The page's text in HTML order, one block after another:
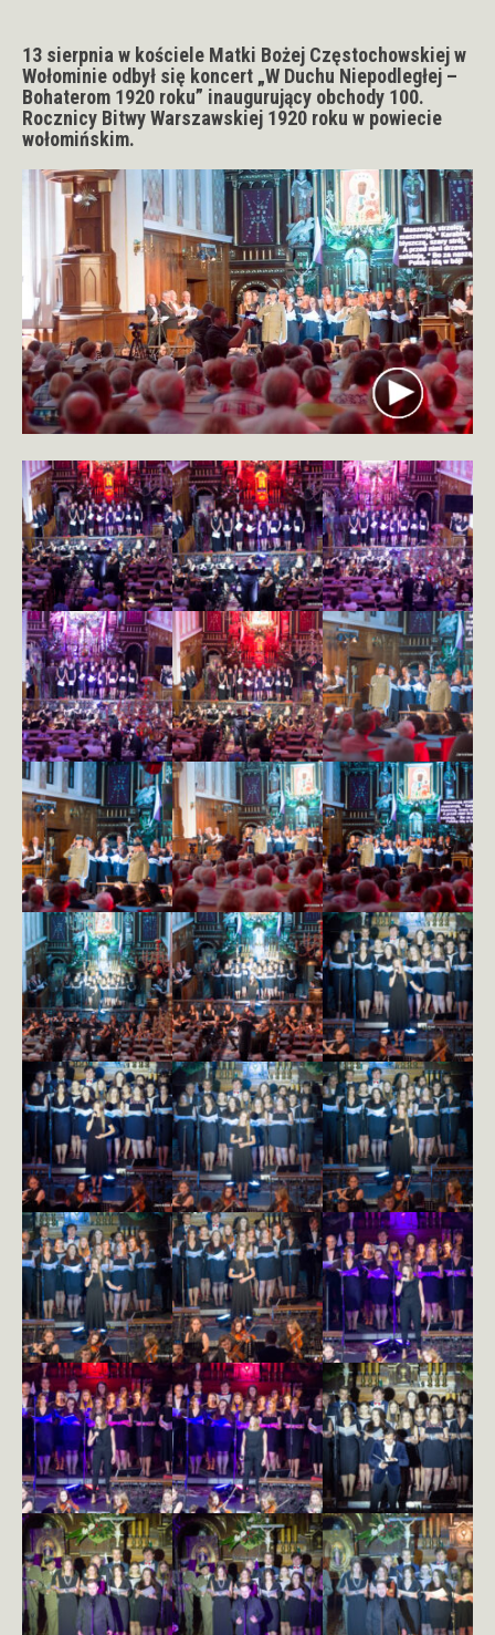
13 sierpnia w kościele Matki Bożej Częstochowskiej w
Wołominie odbył się koncert „W Duchu Niepodległej –
Bohaterom 1920 roku” inaugurujący obchody 100.
Rocznicy Bitwy Warszawskiej 1920 roku w powiecie
wołomińskim.